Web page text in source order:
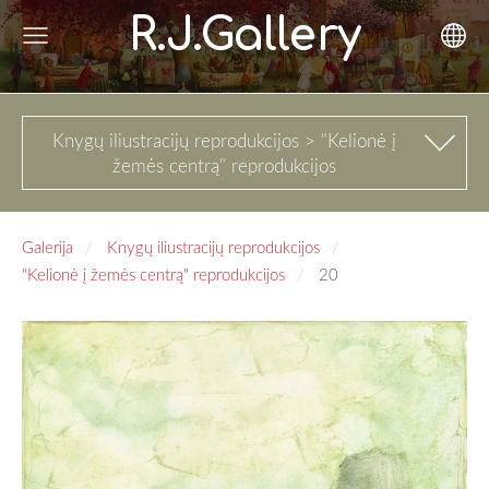
R.J.Gallery
Knygų iliustracijų reprodukcijos > "Kelionė į
žemės centrą" reprodukcijos
Galerija
Knygų iliustracijų reprodukcijos
"Kelionė į žemės centrą" reprodukcijos
20